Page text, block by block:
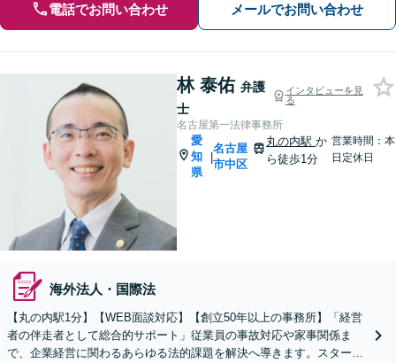
電話でお問い合わせ メールでお問い合わせ
林 泰佑 弁護
士
インタビューを見
る
名古屋第一法律事務所
愛
知
県
|
名古屋
市中区
丸の内駅か
ら徒歩1分
営業時間：本
日定休日
海外法人・国際法
【丸の内駅1分】【WEB面談対応】【創立50年以上の事務所】「経営
者の伴走者として総合的サポート」従業員の事故対応や家事関係ま
で、企業経営に関わるあらゆる法的課題を解決へ導きます。スタート